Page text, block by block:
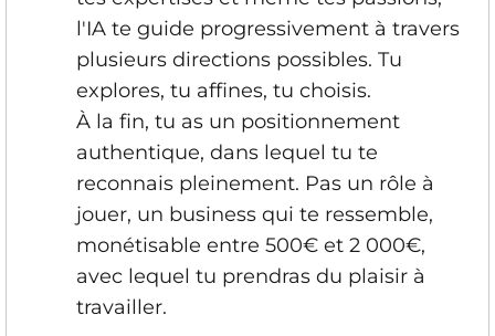
l'IA te guide progressivement à travers
plusieurs directions possibles. Tu
explores, tu affines, tu choisis.
À la fin, tu as un positionnement
authentique, dans lequel tu te
reconnais pleinement. Pas un rôle à
jouer, un business qui te ressemble,
monétisable entre 500€ et 2 000€,
avec lequel tu prendras du plaisir à
travailler.